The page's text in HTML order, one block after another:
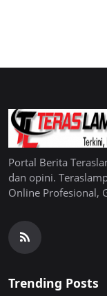
Portal Berita
dan opini.
Online Profesional,
Trending Posts